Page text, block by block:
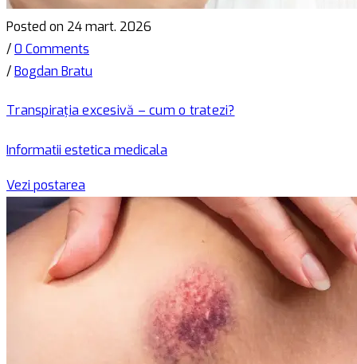
Posted on 24 mart. 2026
/0 Comments
/Bogdan Bratu
Transpirația excesivă – cum o tratezi?
Informatii estetica medicala
Vezi postarea